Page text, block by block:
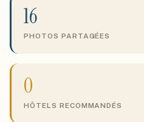
16
PHOTOS PARTAGÉES
0
HÔTELS RECOMMANDÉS